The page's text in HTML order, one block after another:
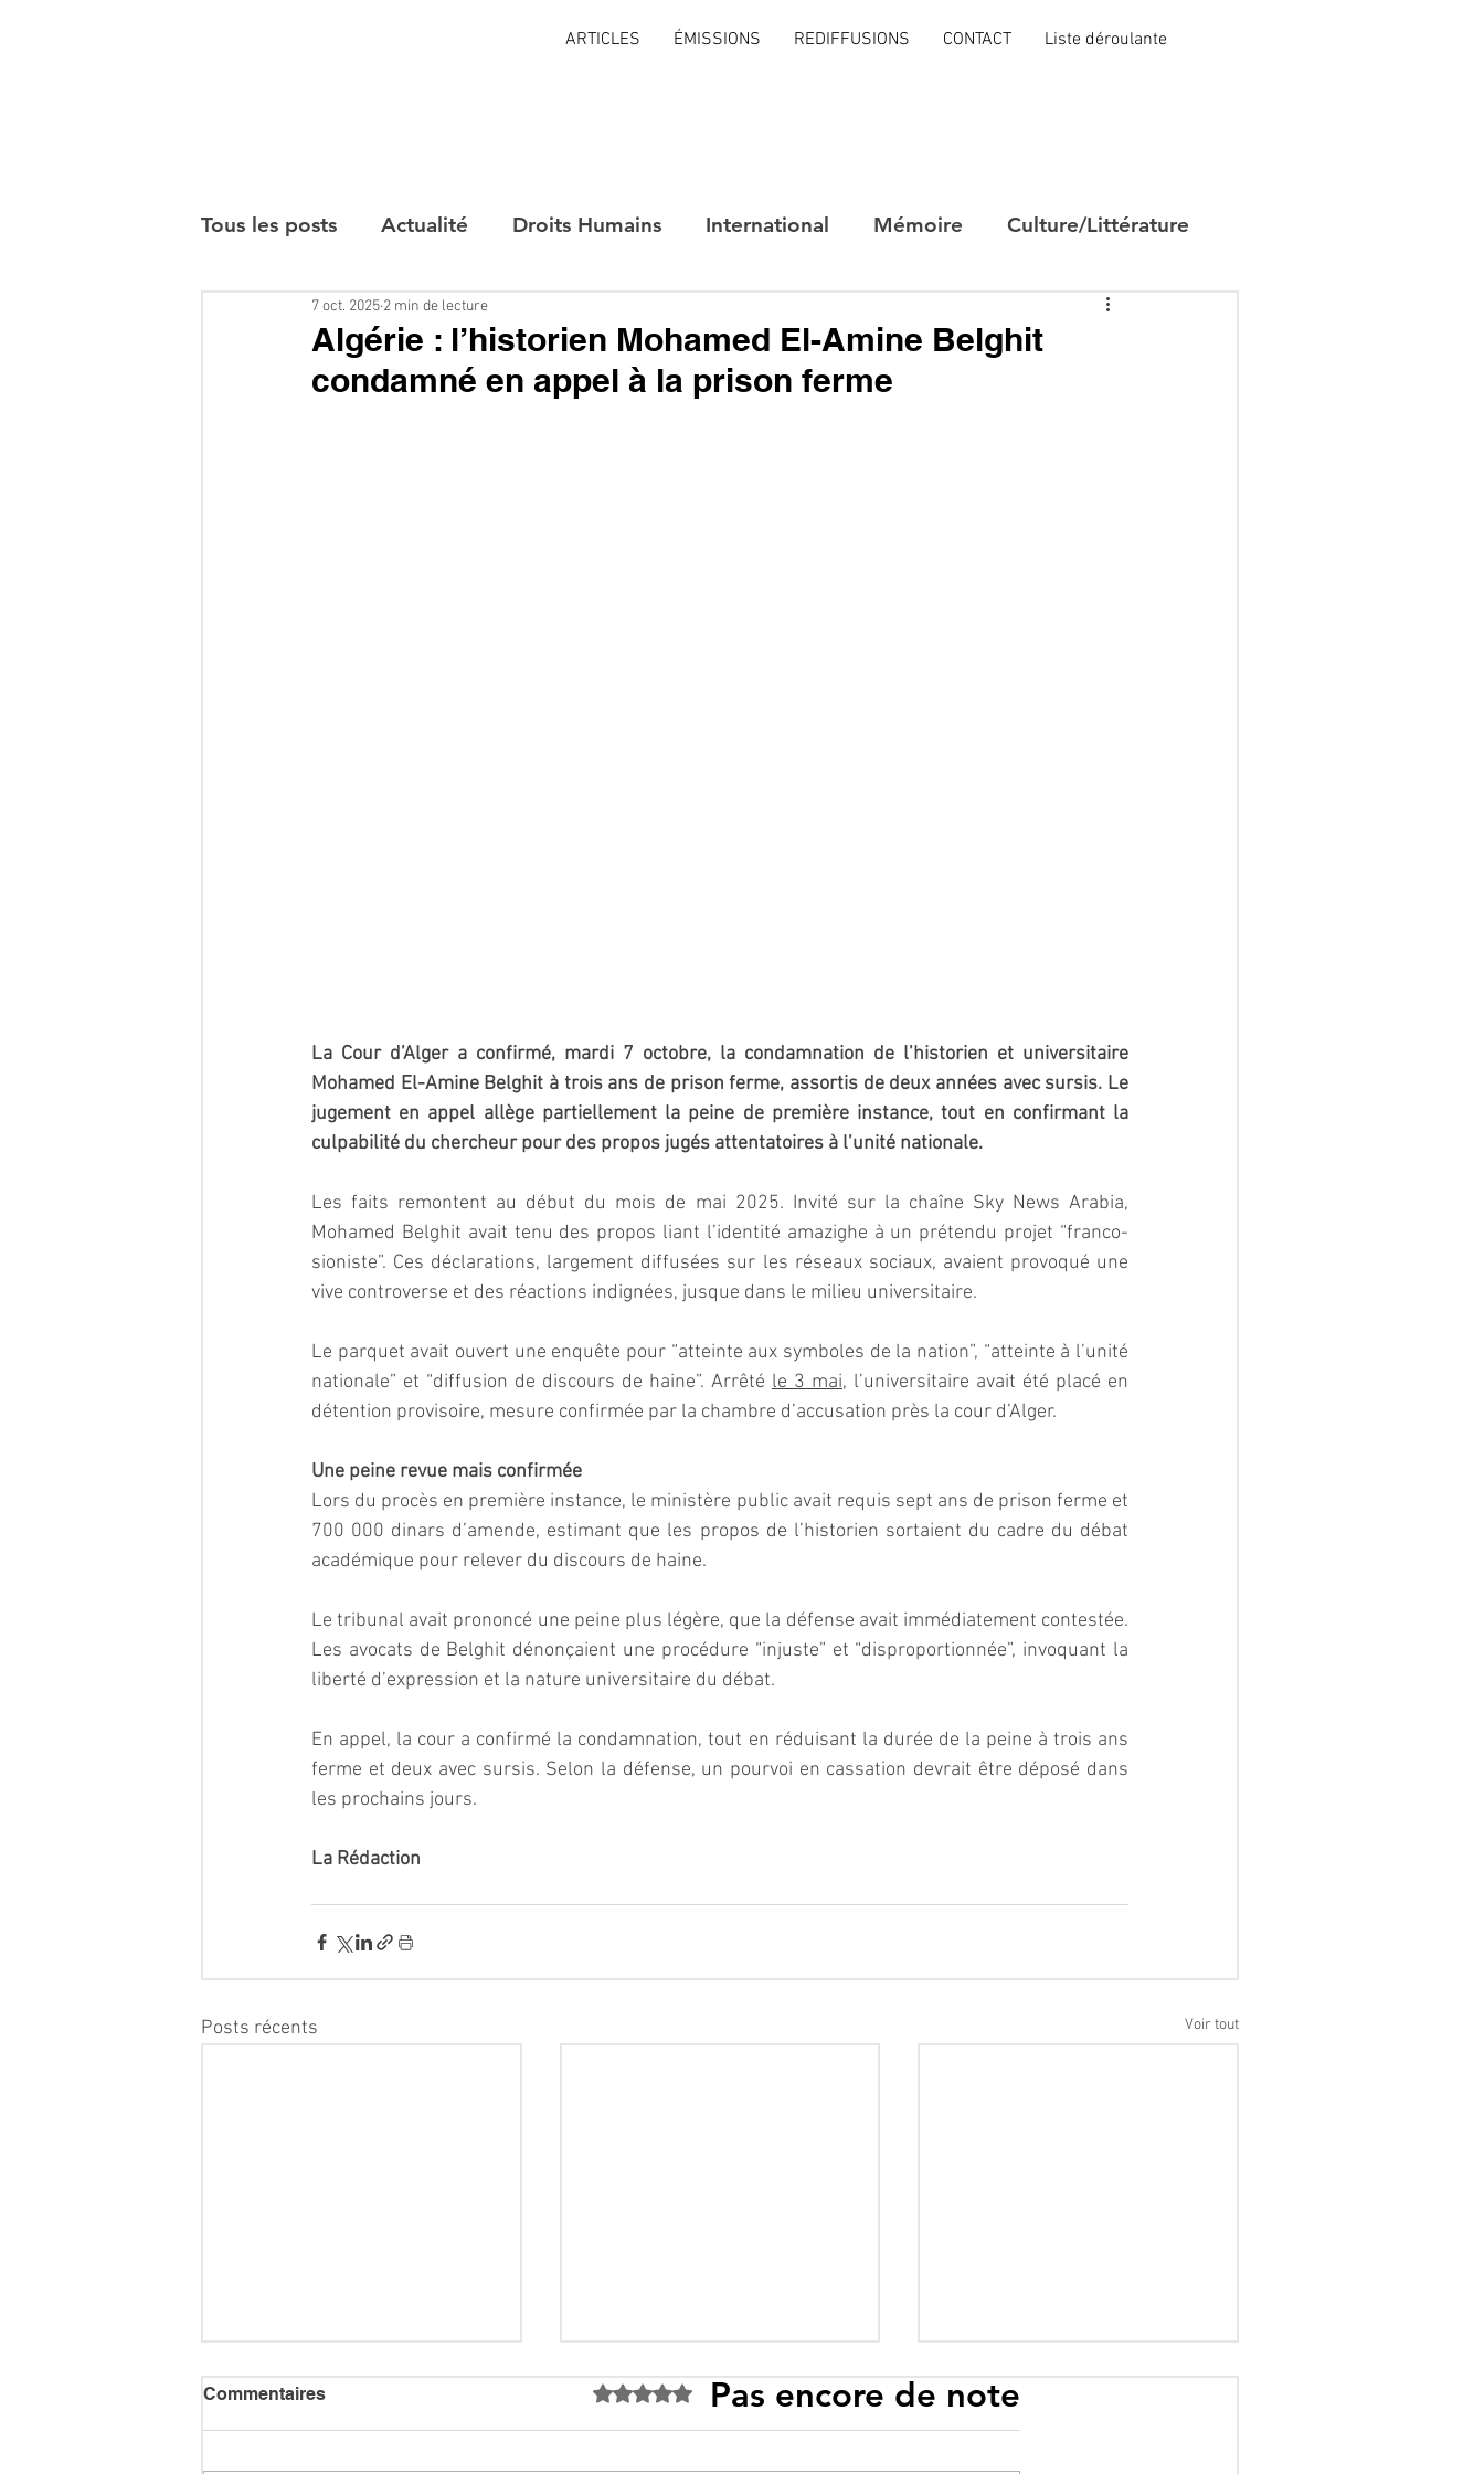
ARTICLES ÉMISSIONS REDIFFUSIONS CONTACT Liste déroulante
Tous les posts Actualité Droits Humains International Mémoire Culture/Littérature
Interviews
Algérie : l’historien Mohamed El-Amine Belghit
condamné en appel à la prison ferme
7 oct. 2025 2 min de lecture
La Cour d’Alger a confirmé, mardi 7 octobre, la condamnation de l’historien et universitaire
Mohamed El-Amine Belghit à trois ans de prison ferme, assortis de deux années avec sursis. Le
jugement en appel allège partiellement la peine de première instance, tout en confirmant la
culpabilité du chercheur pour des propos jugés attentatoires à l’unité nationale.
Les faits remontent au début du mois de mai 2025. Invité sur la chaîne Sky News Arabia,
Mohamed Belghit avait tenu des propos liant l’identité amazighe à un prétendu projet “franco-
sioniste”. Ces déclarations, largement diffusées sur les réseaux sociaux, avaient provoqué une
vive controverse et des réactions indignées, jusque dans le milieu universitaire.
Le parquet avait ouvert une enquête pour “atteinte aux symboles de la nation”, “atteinte à l’unité
nationale” et “diffusion de discours de haine”. Arrêté le 3 mai, l’universitaire avait été placé en
détention provisoire, mesure confirmée par la chambre d’accusation près la cour d’Alger.
Une peine revue mais confirmée
Lors du procès en première instance, le ministère public avait requis sept ans de prison ferme et
700 000 dinars d’amende, estimant que les propos de l’historien sortaient du cadre du débat
académique pour relever du discours de haine.
Le tribunal avait prononcé une peine plus légère, que la défense avait immédiatement contestée.
Les avocats de Belghit dénonçaient une procédure “injuste” et “disproportionnée”, invoquant la
liberté d’expression et la nature universitaire du débat.
En appel, la cour a confirmé la condamnation, tout en réduisant la durée de la peine à trois ans
ferme et deux avec sursis. Selon la défense, un pourvoi en cassation devrait être déposé dans
les prochains jours.
La Rédaction
Posts récents Voir tout
Commentaires Noté 0 étoile sur 5.Pas encore de note